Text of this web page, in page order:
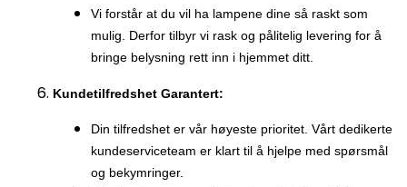
Vi forstår at du vil ha lampene dine så raskt som
mulig. Derfor tilbyr vi rask og pålitelig levering for å
bringe belysning rett inn i hjemmet ditt.
Kundetilfredshet Garantert:
Din tilfredshet er vår høyeste prioritet. Vårt dedikerte
kundeserviceteam er klart til å hjelpe med spørsmål
og bekymringer.